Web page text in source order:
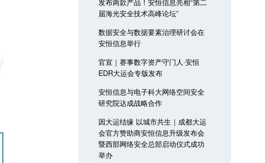
发布两款产品！安恒信息亮相“第二
届海光安全技术高峰论坛”
数据安全与数据要素治理研讨会在
安恒信息举行
官宣｜赛事数字资产守门人·安恒
EDR大运会专版发布
安恒信息与电子科大网络空间安全
研究院达成战略合作
因大运结缘 以城市共生｜成都大运
会官方赞助商安恒信息升级发布会
暨西部网络安全总部启动仪式成功
举办